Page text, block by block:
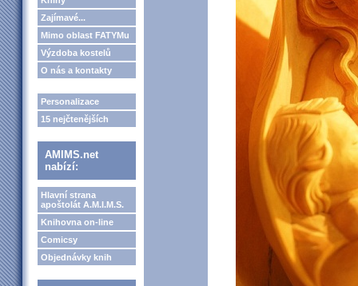
Zajímavé...
Mimo oblast FATYMu
Výzdoba kostelů
O nás a kontakty
Personalizace
15 nejčtenějších
AMIMS.net
nabízí:
Hlavní strana
apoštolát A.M.I.M.S.
Knihovna on-line
Comicsy
Objednávky knih